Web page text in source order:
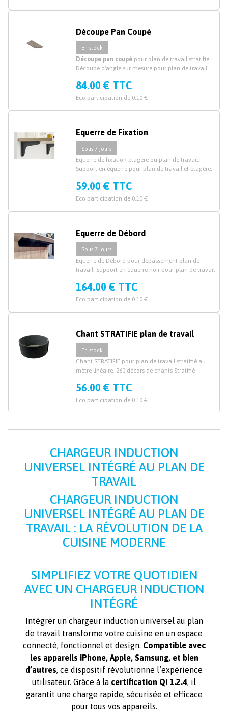
En stock
Découpe Pan Coupé
Découpe pan coupé pour plan de travail stratifié.
Découpe d'angle sur mesure pour plan de travail.
84.00 € TTC
Eco participation de 0.10 €
Sous 7 jours
Equerre de Fixation
Equerre de fixation étagère ou plan de travail.
Support en équerre pour plan de travail et étagère.
59.00 € TTC
Eco participation de 0.10 €
Sous 7 jours
Equerre de Débord
Equerre de Débord pour dépassement plan de
travail. Support en équerre noir pour plan de travail
164.00 € TTC
Eco participation de 0.10 €
En stock
Chant STRATIFIE plan de travail
Chant STRATIFIE pour plan de travail stratifié au
mètre linéaire. 260 décors de chants Stratifié
56.00 € TTC
Eco participation de 0.10 €
CHARGEUR INDUCTION
UNIVERSEL INTÉGRÉ AU PLAN DE
TRAVAIL
CHARGEUR INDUCTION
UNIVERSEL INTÉGRÉ AU PLAN DE
TRAVAIL : LA RÉVOLUTION DE LA
CUISINE MODERNE
SIMPLIFIEZ VOTRE QUOTIDIEN
AVEC UN CHARGEUR INDUCTION
INTÉGRÉ
Intégrer un chargeur induction universel au plan
de travail transforme votre cuisine en un espace
connecté, fonctionnel et design. Compatible avec
les appareils iPhone, Apple, Samsung, et bien
d’autres, ce dispositif révolutionne l’expérience
utilisateur. Grâce à la certification Qi 1.2.4, il
garantit une charge rapide, sécurisée et efficace
pour tous vos appareils.